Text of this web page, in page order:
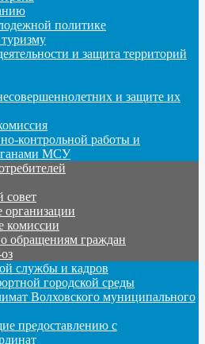
политике
и защита территорий
и защите их
контрольной работы и
МСУ
совет
комиссии
обращениям граждан
службы и кадров
городской среды
Волховского муниципального
предоставлению с